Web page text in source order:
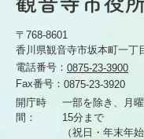
〒768-8601
香川県観音寺市坂本町一丁
電話番号： 0875-23-3900
Fax番号： 0875-23-3920
開庁時
間：
一部を除き、月
15分まで
（祝日・年末年